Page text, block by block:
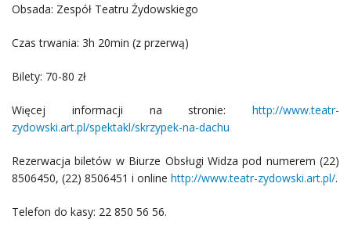
Obsada: Zespół Teatru Żydowskiego
Czas trwania: 3h 20min (z przerwą)
Bilety: 70-80 zł
Więcej informacji na stronie: http://www.teatr-
zydowski.art.pl/spektakl/skrzypek-na-dachu
Rezerwacja biletów w Biurze Obsługi Widza pod numerem (22)
8506450, (22) 8506451 i online http://www.teatr-zydowski.art.pl/.
Telefon do kasy: 22 850 56 56.